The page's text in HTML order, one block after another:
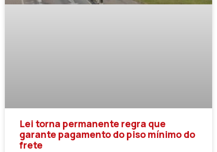
Lei torna permanente regra que
garante pagamento do piso mínimo do
frete